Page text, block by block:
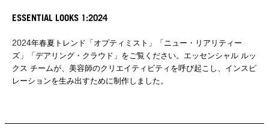
ESSENTIAL LOOKS 1:2024
2024年春夏トレンド「オプティミスト」「ニュー・リアリティー
ズ」「デアリング・クラウド」をご覧ください。エッセンシャル ルッ
クス チームが、美容師のクリエイティビティを呼び起こし、インスピ
レーションを生み出すために制作しました。